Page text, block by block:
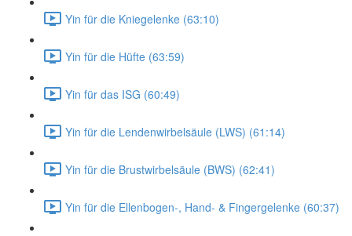
Yin für die Kniegelenke (63:10)
Yin für die Hüfte (63:59)
Yin für das ISG (60:49)
Yin für die Lendenwirbelsäule (LWS) (61:14)
Yin für die Brustwirbelsäule (BWS) (62:41)
Yin für die Ellenbogen-, Hand- & Fingergelenke (60:37)